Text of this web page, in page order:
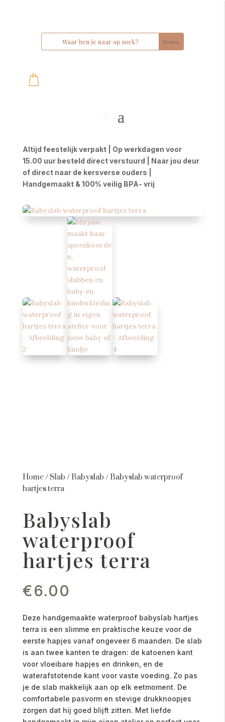
Altijd feestelijk verpakt | Op werkdagen voor
15.00 uur besteld direct verstuurd | Naar jou deur
of direct naar de kersverse ouders |
Handgemaakt & 100% veilig BPA- vrij
Home/ Slab / Babyslab / Babyslab waterproof
hartjes terra
Babyslab
waterproof
hartjes terra
€6.00
Deze handgemaakte waterproof babyslab hartjes
terra is een slimme en praktische keuze voor de
eerste hapjes vanaf ongeveer 6 maanden. De slab
is aan twee kanten te dragen: de katoenen kant
voor vloeibare hapjes en drinken, en de
waterafstotende kant voor vaste voeding. Zo pas
je de slab makkelijk aan op elk eetmoment. De
comfortabele pasvorm en stevige drukknoopjes
zorgen dat hij goed blijft zitten. Met liefde